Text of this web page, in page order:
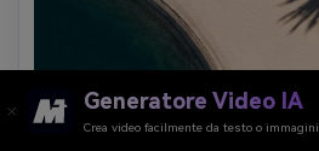
Generatore Video IA
Crea video facilmente da testo o immagini